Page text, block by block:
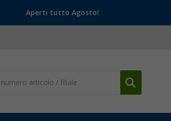
Aperti tutto Agosto!